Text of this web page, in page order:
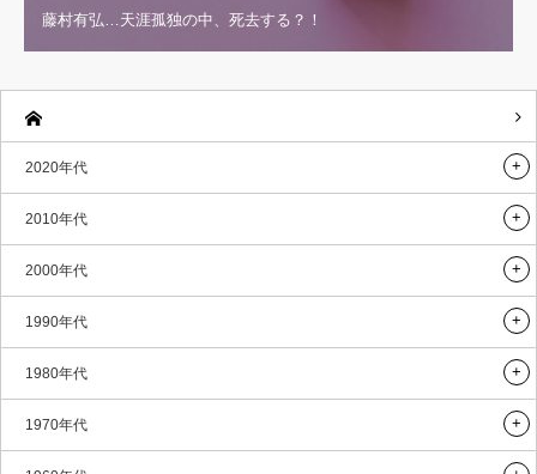
藤村有弘…天涯孤独の中、死去する？！
2020年代
2010年代
2000年代
1990年代
1980年代
1970年代